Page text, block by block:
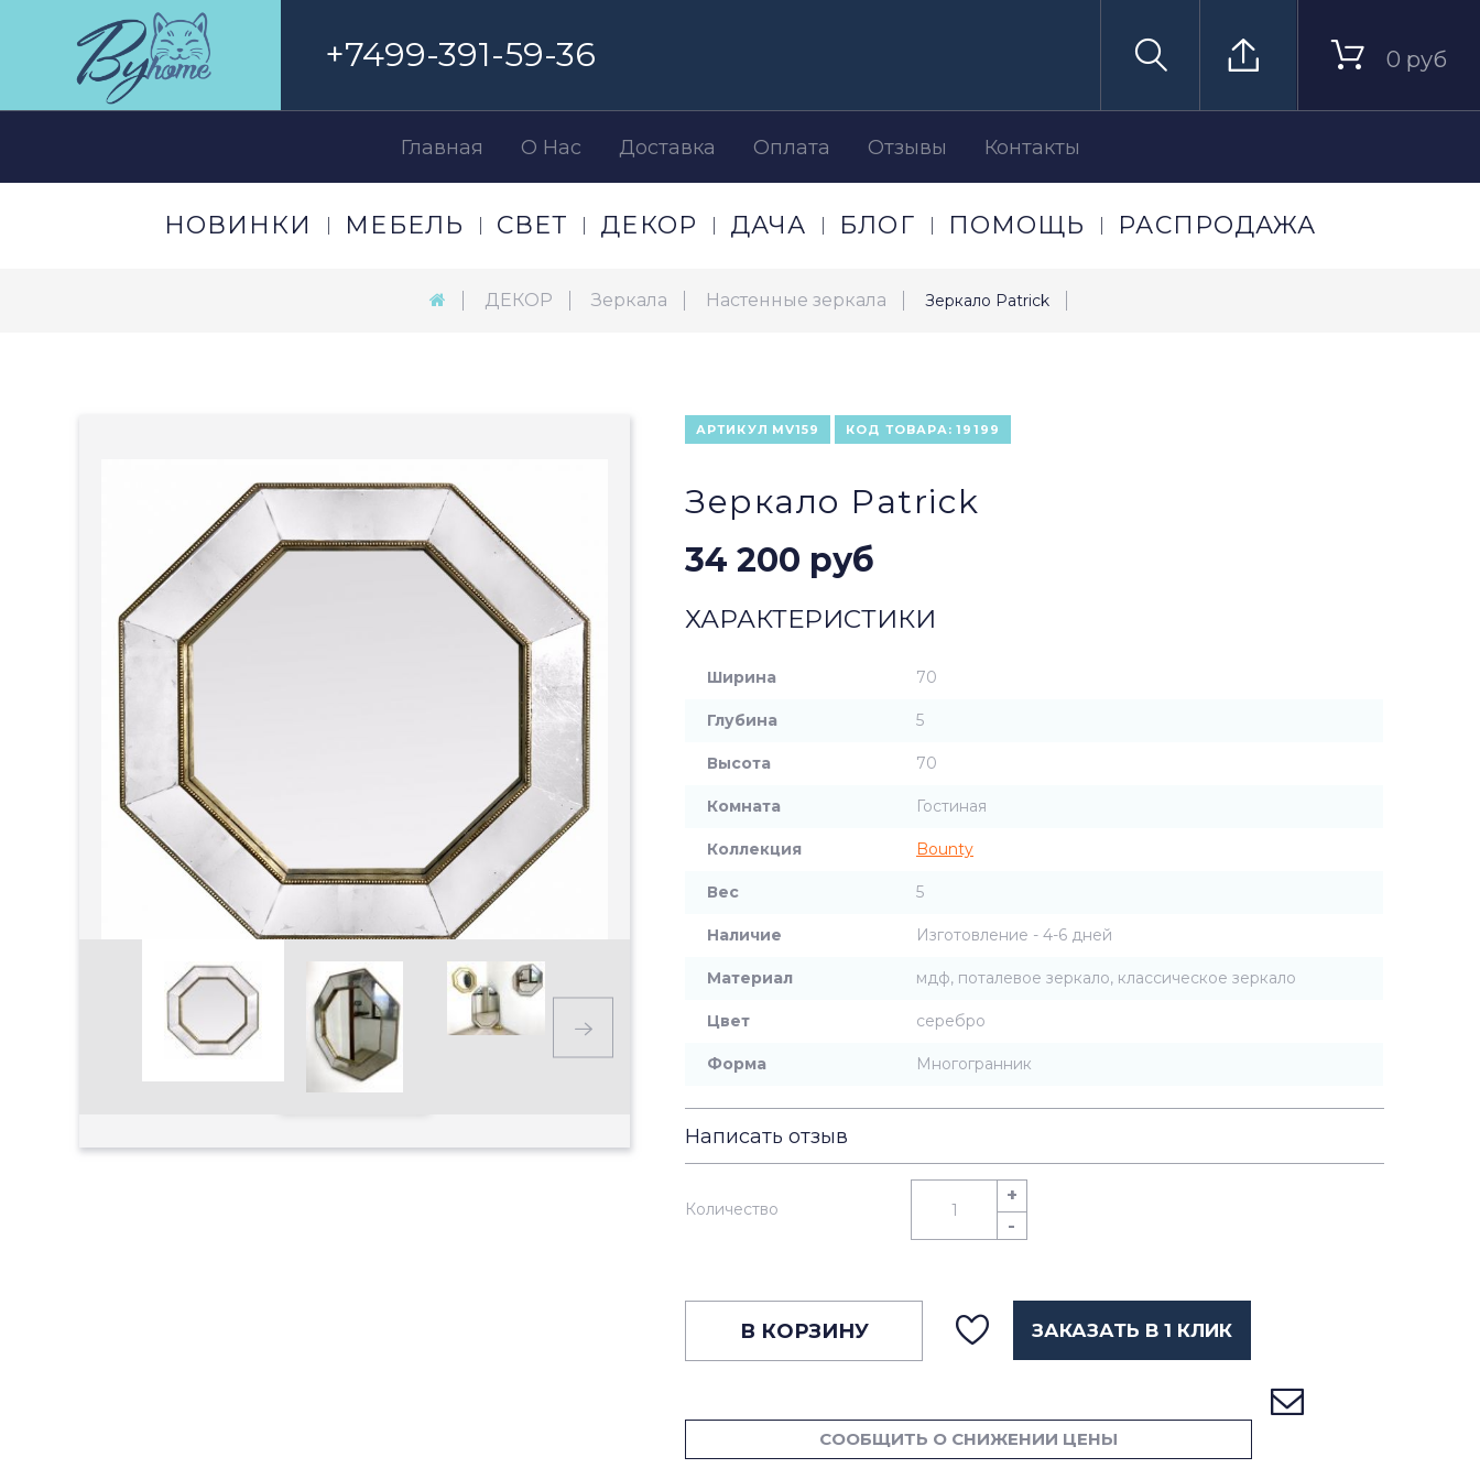
+7499-391-59-36 0 руб
Главная О Нас Доставка Оплата Отзывы Контакты
НОВИНКИ МЕБЕЛЬ СВЕТ ДЕКОР ДАЧА БЛОГ ПОМОЩЬ РАСПРОДАЖА
ДЕКОР Зеркала Настенные зеркала Зеркало Patrick
Увеличить
АРТИКУЛ MV159 КОД ТОВАРА: 19199
Зеркало Patrick
34 200 руб
ХАРАКТЕРИСТИКИ
Ширина 70
Глубина 5
Высота 70
Комната Гостиная
Коллекция Bounty
Вес 5
Наличие Изготовление - 4-6 дней
Материал мдф, поталевое зеркало, классическое зеркало
Цвет серебро
Форма Многогранник
Написать отзыв
Количество
+
-
В КОРЗИНУ ЗАКАЗАТЬ В 1 КЛИК
СООБЩИТЬ О СНИЖЕНИИ ЦЕНЫ